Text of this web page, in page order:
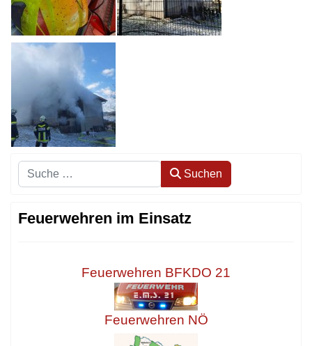
Suchen Suchen
Feuerwehren im Einsatz
Feuerwehren BFKDO 21
Feuerwehren NÖ